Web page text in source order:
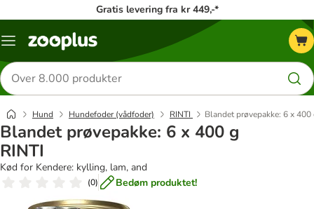
Gratis levering fra kr 449,-*
Menu
Søg
efter
produkter
Hund Hundefoder (vådfoder) RINTI Blandet prøvepakke: 6 x 400
Blandet prøvepakke: 6 x 400 g
RINTI
Kød for Kendere: kylling, lam, and
(0) Bedøm produktet!